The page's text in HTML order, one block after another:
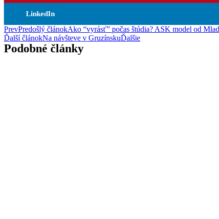
LinkedIn
PrevPredošlý článokAko “vyrásť” počas štúdia? ASK model od
Ďalší článokNa návšteve v GruzínskuĎalšie
Podobné články